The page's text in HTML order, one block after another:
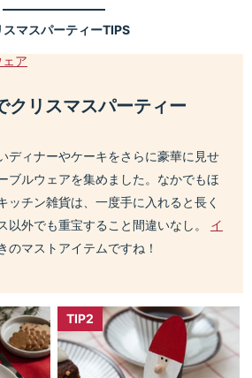
スマスパーティーTIPS
クリスマスパーティー
ディナーやケーキをさらに豪華に見せ
ブルウェアを集めました。なかでもほ
ッチン雑貨は、一度手に入れると長く
以外でも重宝すること間違いなし。 イ
のマストアイテムですね！
TIP2